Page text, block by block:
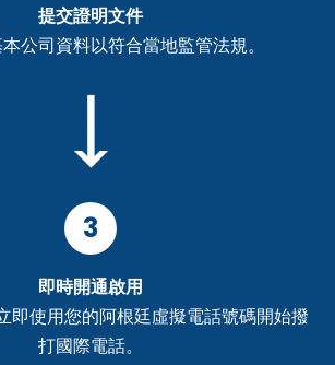
提交證明文件
公司資料以符合當地監管法規。
3
即時開通啟用
即使用您的阿根廷虛擬電話號碼開始撥
打國際電話。